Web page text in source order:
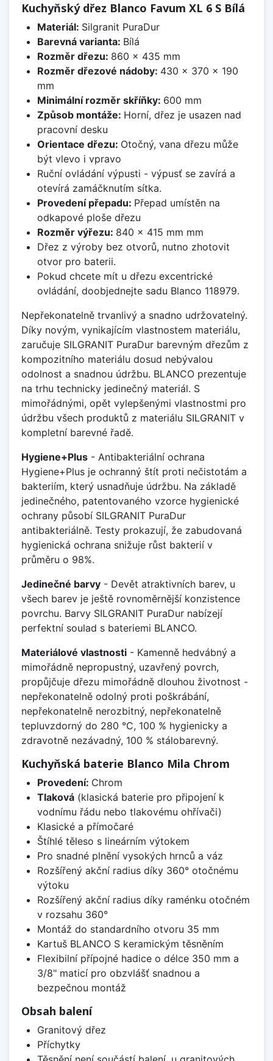
Kuchyňský dřez Blanco Favum XL 6 S Bílá
Materiál: Silgranit PuraDur
Barevná varianta: Bílá
Rozměr dřezu: 860 x 435 mm
Rozměr dřezové nádoby: 430 x 370 x 190
mm
Minimální rozměr skříňky: 600 mm
Způsob montáže: Horní, dřez je usazen nad
pracovní desku
Orientace dřezu: Otočný, vana dřezu může
být vlevo i vpravo
Ruční ovládání výpusti - výpusť se zavírá a
otevírá zamáčknutím sítka.
Provedení přepadu: Přepad umístěn na
odkapové ploše dřezu
Rozměr výřezu: 840 x 415 mm mm
Dřez z výroby bez otvorů, nutno zhotovit
otvor pro baterii.
Pokud chcete mít u dřezu excentrické
ovládání, doobjednejte sadu Blanco 118979.
Nepřekonatelně trvanlivý a snadno udržovatelný.
Díky novým, vynikajícím vlastnostem materiálu,
zaručuje SILGRANIT PuraDur barevným dřezům z
kompozitního materiálu dosud nebývalou
odolnost a snadnou údržbu. BLANCO prezentuje
na trhu technicky jedinečný materiál. S
mimořádnými, opět vylepšenými vlastnostmi pro
údržbu všech produktů z materiálu SILGRANIT v
kompletní barevné řadě.
Hygiene+Plus - Antibakteriální ochrana
Hygiene+Plus je ochranný štít proti nečistotám a
bakteriím, který usnadňuje údržbu. Na základě
jedinečného, patentovaného vzorce hygienické
ochrany působí SILGRANIT PuraDur
antibakteriálně. Testy prokazují, že zabudovaná
hygienická ochrana snižuje růst bakterií v
průměru o 98%.
Jedinečné barvy - Devět atraktivních barev, u
všech barev je ještě rovnoměrnější konzistence
povrchu. Barvy SILGRANIT PuraDur nabízejí
perfektní soulad s bateriemi BLANCO.
Materiálové vlastnosti - Kamenně hedvábný a
mimořádně nepropustný, uzavřený povrch,
propůjčuje dřezu mimořádně dlouhou životnost -
nepřekonatelně odolný proti poškrábání,
nepřekonatelně nerozbitný, nepřekonatelně
tepluvzdorný do 280 °C, 100 % hygienicky a
zdravotně nezávadný, 100 % stálobarevný.
Kuchyňská baterie Blanco Mila Chrom
Provedení: Chrom
Tlaková(klasická baterie pro připojení k
vodnímu řádu nebo tlakovému ohřívači)
Klasické a přímočaré
Štíhlé těleso s lineárním výtokem
Pro snadné plnění vysokých hrnců a váz
Rozšířený akční radius díky 360° otočnému
výtoku
Rozšířený akční radius díky raménku otočném
v rozsahu 360°
Montáž do standardního otvoru 35 mm
Kartuš BLANCO S keramickým těsněním
Flexibilní přípojné hadice o délce 350 mm a
3/8" maticí pro obzvlášť snadnou a
bezpečnou montáž
Obsah balení
Granitový dřez
Příchytky